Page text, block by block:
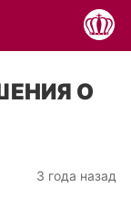
О
3 года назад